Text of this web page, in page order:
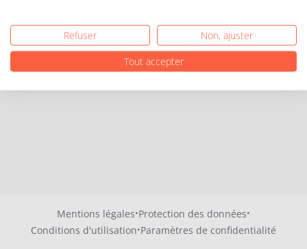
Mentions légales·Protection des données·
Conditions d'utilisation·Paramètres de confidentialité
Refuser
Non, ajuster
Tout accepter